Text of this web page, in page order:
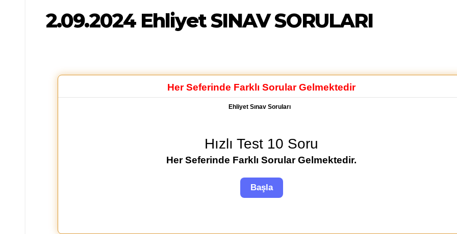
2.09.2024 Ehliyet SINAV SORULARI
Her Seferinde Farklı Sorular Gelmektedir
Ehliyet Sınav Soruları
Hızlı Test 10 Soru
Her Seferinde Farklı Sorular Gelmektedir.